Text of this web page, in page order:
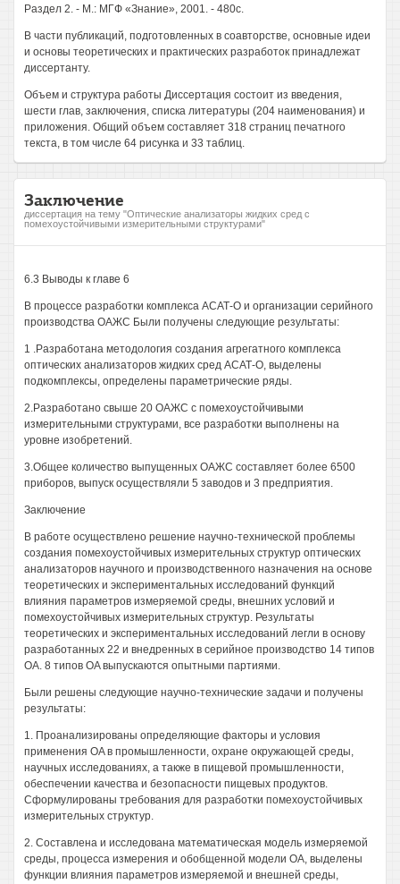
Раздел 2. - М.: МГФ «Знание», 2001. - 480с.
В части публикаций, подготовленных в соавторстве, основные идеи
и основы теоретических и практических разработок принадлежат
диссертанту.
Объем и структура работы Диссертация состоит из введения,
шести глав, заключения, списка литературы (204 наименования) и
приложения. Общий объем составляет 318 страниц печатного
текста, в том числе 64 рисунка и 33 таблиц.
Заключение
диссертация на тему "Оптические анализаторы жидких сред с
помехоустойчивыми измерительными структурами"
6.3 Выводы к главе 6
В процессе разработки комплекса АСАТ-О и организации серийного
производства ОАЖС Были получены следующие результаты:
1 .Разработана методология создания агрегатного комплекса
оптических анализаторов жидких сред АСАТ-О, выделены
подкомплексы, определены параметрические ряды.
2.Разработано свыше 20 ОАЖС с помехоустойчивыми
измерительными структурами, все разработки выполнены на
уровне изобретений.
3.Общее количество выпущенных ОАЖС составляет более 6500
приборов, выпуск осуществляли 5 заводов и 3 предприятия.
Заключение
В работе осуществлено решение научно-технической проблемы
создания помехоустойчивых измерительных структур оптических
анализаторов научного и производственного назначения на основе
теоретических и экспериментальных исследований функций
влияния параметров измеряемой среды, внешних условий и
помехоустойчивых измерительных структур. Результаты
теоретических и экспериментальных исследований легли в основу
разработанных 22 и внедренных в серийное производство 14 типов
OA. 8 типов OA выпускаются опытными партиями.
Были решены следующие научно-технические задачи и получены
результаты:
1. Проанализированы определяющие факторы и условия
применения OA в промышленности, охране окружающей среды,
научных исследованиях, а также в пищевой промышленности,
обеспечении качества и безопасности пищевых продуктов.
Сформулированы требования для разработки помехоустойчивых
измерительных структур.
2. Составлена и исследована математическая модель измеряемой
среды, процесса измерения и обобщенной модели OA, выделены
функции влияния параметров измеряемой и внешней среды,